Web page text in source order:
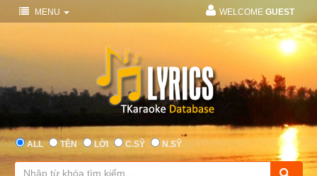
MENU WELCOME GUEST
ALL TÊN LỜI C.SỸ N.SỸ